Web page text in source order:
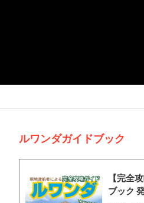
ルワンダガイドブック
【完全
ブック